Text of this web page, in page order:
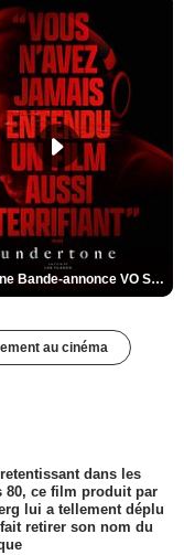
Undertone Bande-annonce VO STFR
au cinéma
dans les
80, ce film produit par
lui a tellement déplu
retirer son nom du